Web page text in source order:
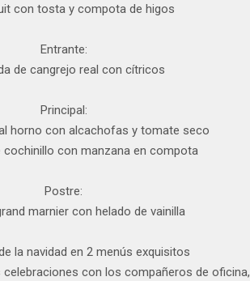
con tosta y compota de higos
Entrante:
de cangrejo real con cítricos
Principal:
horno con alcachofas y tomate seco
cochinillo con manzana en compota
Postre:
marnier con helado de vainilla
la navidad en 2 menús exquisitos
celebraciones con los compañeros de oficina,